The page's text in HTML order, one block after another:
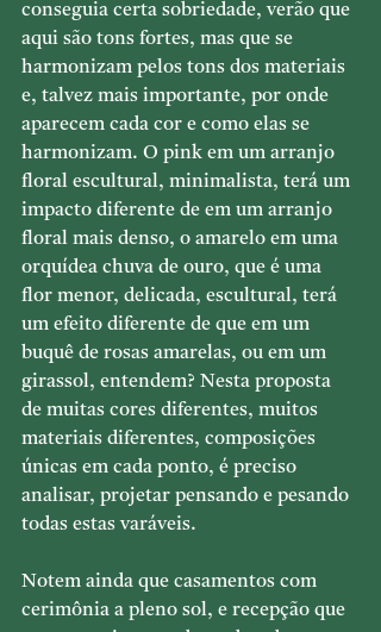
conseguia certa sobriedade, verão que
aqui são tons fortes, mas que se
harmonizam pelos tons dos materiais
e, talvez mais importante, por onde
aparecem cada cor e como elas se
harmonizam. O pink em um arranjo
floral escultural, minimalista, terá um
impacto diferente de em um arranjo
floral mais denso, o amarelo em uma
orquídea chuva de ouro, que é uma
flor menor, delicada, escultural, terá
um efeito diferente de que em um
buquê de rosas amarelas, ou em um
girassol, entendem? Nesta proposta
de muitas cores diferentes, muitos
materiais diferentes, composições
únicas em cada ponto, é preciso
analisar, projetar pensando e pesando
todas estas varáveis.
Notem ainda que casamentos com
cerimônia a pleno sol, e recepção que